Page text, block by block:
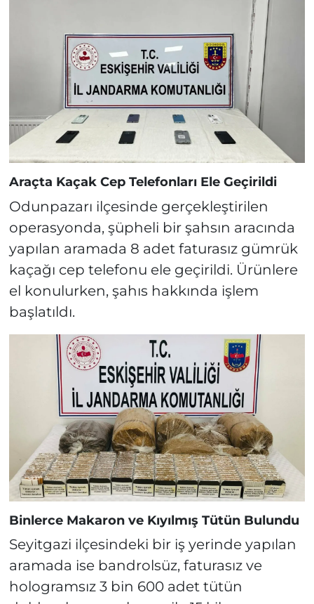
Araçta Kaçak Cep Telefonları Ele Geçirildi
Odunpazarı ilçesinde gerçekleştirilen
operasyonda, şüpheli bir şahsın aracında
yapılan aramada 8 adet faturasız gümrük
kaçağı cep telefonu ele geçirildi. Ürünlere
el konulurken, şahıs hakkında işlem
başlatıldı.
Binlerce Makaron ve Kıyılmış Tütün Bulundu
Seyitgazi ilçesindeki bir iş yerinde yapılan
aramada ise bandrolsüz, faturasız ve
hologramsız 3 bin 600 adet tütün